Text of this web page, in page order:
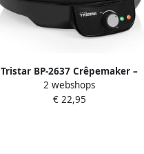
Tristar BP-2637 Crêpemaker –
Pannenkoekenmaker Regelbare
thermostaat – Voor
2 webshops
€ 22,95